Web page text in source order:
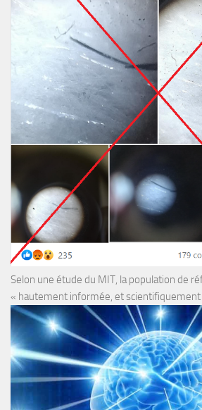
Selon une étude du MIT, la population de
« hautement informée, et